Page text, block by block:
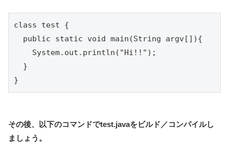
class test {
  public static void main(String argv[]){
    System.out.println("Hi!!");
  }
}
その後、以下のコマンドでtest.javaをビルド／コンパイルし
ましょう。